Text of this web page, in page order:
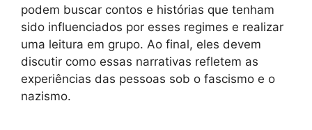
podem buscar contos e histórias que tenham
sido influenciados por esses regimes e realizar
uma leitura em grupo. Ao final, eles devem
discutir como essas narrativas refletem as
experiências das pessoas sob o fascismo e o
nazismo.